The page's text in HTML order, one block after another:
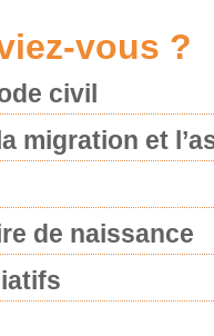
vous ?
civil
migration et
de naissance